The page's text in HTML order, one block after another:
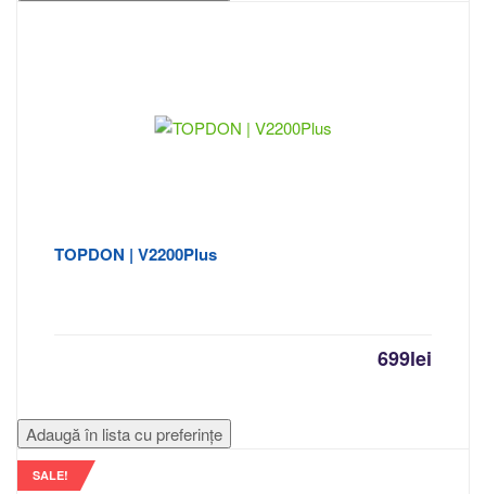
TOPDON | V2200Plus
699lei
Adaugă în lista cu preferințe
SALE!